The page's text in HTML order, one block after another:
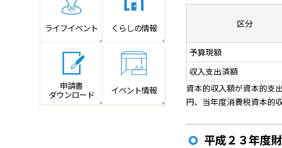
ライフイベント くらしの情報
申請書
ダウンロード イベント情報
区分
予算現額
収入支出済額
資本的収入額が資本的支
円、当年度消費税資本的
平成２３年度